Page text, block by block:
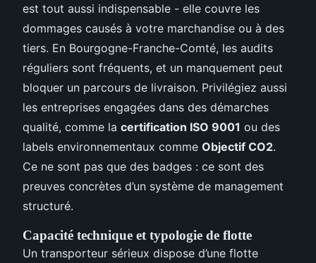
est tout aussi indispensable - elle couvre les
dommages causés à votre marchandise ou à des
tiers. En Bourgogne-Franche-Comté, les audits
réguliers sont fréquents, et un manquement peut
bloquer un parcours de livraison. Privilégiez aussi
les entreprises engagées dans des démarches
qualité, comme la certification ISO 9001 ou des
labels environnementaux comme Objectif CO2.
Ce ne sont pas que des badges : ce sont des
preuves concrètes d’un système de management
structuré.
Capacité technique et typologie de flotte
Un transporteur sérieux dispose d’une flotte